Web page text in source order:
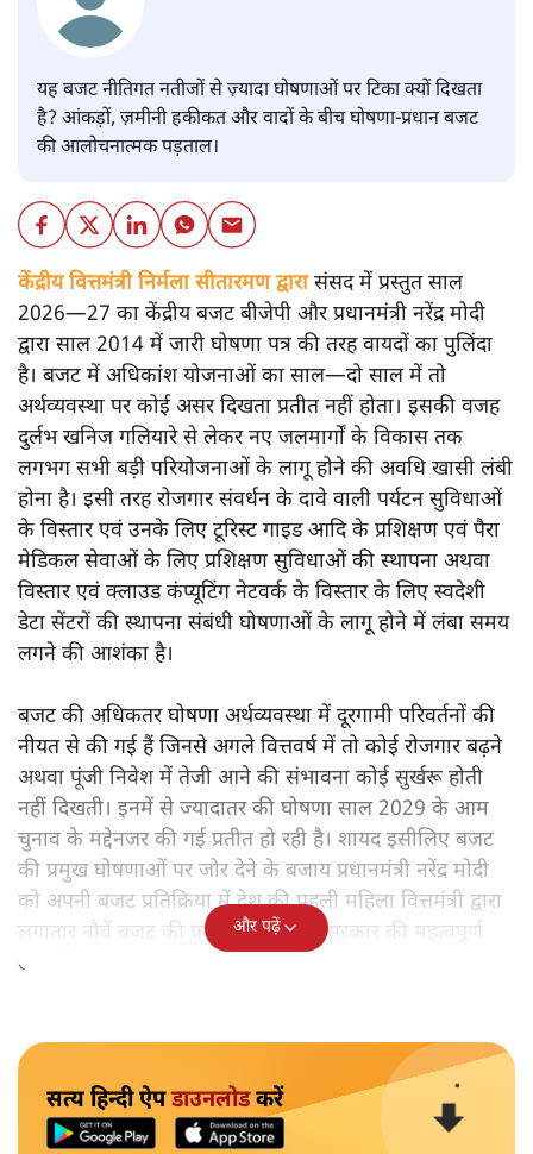
यह बजट नीतिगत नतीजों से ज़्यादा घोषणाओं पर टिका क्यों दिखता
है? आंकड़ों, ज़मीनी हकीकत और वादों के बीच घोषणा-प्रधान बजट
की आलोचनात्मक पड़ताल।
केंद्रीय वित्तमंत्री निर्मला सीतारमण द्वारासंसद में प्रस्तुत साल
2026—27 का केंद्रीय बजट बीजेपी और प्रधानमंत्री नरेंद्र मोदी
द्वारा साल 2014 में जारी घोषणा पत्र की तरह वायदों का पुलिंदा
है। बजट में अधिकांश योजनाओं का साल—दो साल में तो
अर्थव्यवस्था पर कोई असर दिखता प्रतीत नहीं होता। इसकी वजह
दुर्लभ खनिज गलियारे से लेकर नए जलमार्गों के विकास तक
लगभग सभी बड़ी परियोजनाओं के लागू होने की अवधि खासी लंबी
होना है। इसी तरह रोजगार संवर्धन के दावे वाली पर्यटन सुविधाओं
के विस्तार एवं उनके लिए टूरिस्ट गाइड आदि के प्रशिक्षण एवं पैरा
मेडिकल सेवाओं के लिए प्रशिक्षण सुविधाओं की स्थापना अथवा
विस्तार एवं क्लाउड कंप्यूटिंग नेटवर्क के विस्तार के लिए स्वदेशी
डेटा सेंटरों की स्थापना संबंधी घोषणाओं के लागू होने में लंबा समय
लगने की आशंका है।
बजट की अधिकतर घोषणा अर्थव्यवस्था में दूरगामी परिवर्तनों की
नीयत से की गई हैं जिनसे अगले वित्तवर्ष में तो कोई रोजगार बढ़ने
अथवा पूंजी निवेश में तेजी आने की संभावना कोई सुर्खरू होती
नहीं दिखती। इनमें से ज्यादातर की घोषणा साल 2029 के आम
चुनाव के मद्देनजर की गई प्रतीत हो रही है। शायद इसीलिए बजट
की प्रमुख घोषणाओं पर जोर देने के बजाय प्रधानमंत्री नरेंद्र मोदी
को अपनी बजट प्रतिक्रिया में देश की पहली महिला वित्तमंत्री द्वारा
लगातार नौवें बजट की प्रस्तुति को अपनी सरकार की महत्वपूर्ण
उपलब्धि बताने पर मजबूर होना पड़ा।
और पढ़ें
सत्य हिन्दी ऐपडाउनलोडकरें